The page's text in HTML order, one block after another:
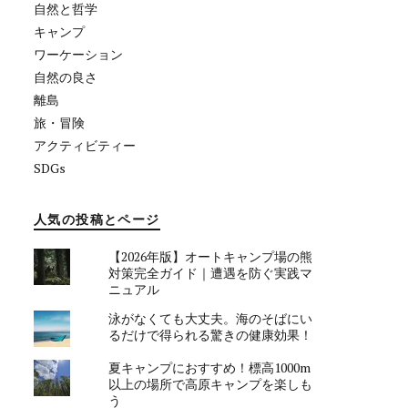
自然と哲学
キャンプ
ワーケーション
自然の良さ
離島
旅・冒険
アクティビティー
SDGs
人気の投稿とページ
【2026年版】オートキャンプ場の熊
対策完全ガイド｜遭遇を防ぐ実践マ
ニュアル
泳がなくても大丈夫。海のそばにい
るだけで得られる驚きの健康効果！
夏キャンプにおすすめ！標高1000m
以上の場所で高原キャンプを楽しも
う